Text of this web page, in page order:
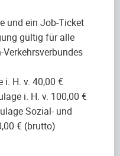
und ein Job-Ticket
gültig für alle
H. v. 40,00 €
i. H. v. 100,00 €
Sozial- und
€ (brutto)